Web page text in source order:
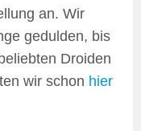
an. Wir
gedulden, bis
Droiden
wir schon hier